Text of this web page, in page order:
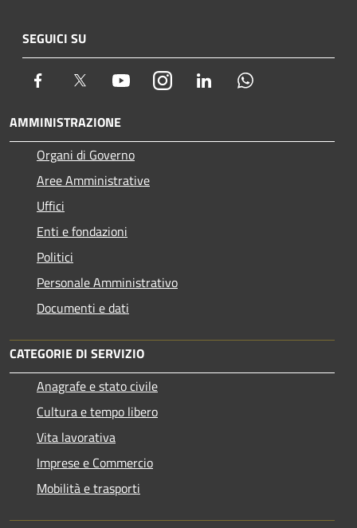
SEGUICI SU
Facebook Twitter YoutubeInstagram LinkedIn
AMMINISTRAZIONE
Organi di Governo
Aree Amministrative
Uffici
Enti e fondazioni
Politici
Personale Amministrativo
Documenti e dati
CATEGORIE DI SERVIZIO
Anagrafe e stato civile
Cultura e tempo libero
Vita lavorativa
Imprese e Commercio
Mobilità e trasporti